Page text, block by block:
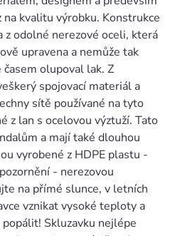
kvalitu výrobku. Konstrukce
z odolné nerezové oceli, která
upravena a nemůže tak
olupoval lak. Z
spojovací materiál a
sítě používané na tyto
z lan s ocelovou výztuží. Tato
a mají také dlouhou
vyrobené z HDPE plastu -
- nerezovou
na přímé slunce, v letních
vznikat vysoké teploty a
Skluzavku nejlépe